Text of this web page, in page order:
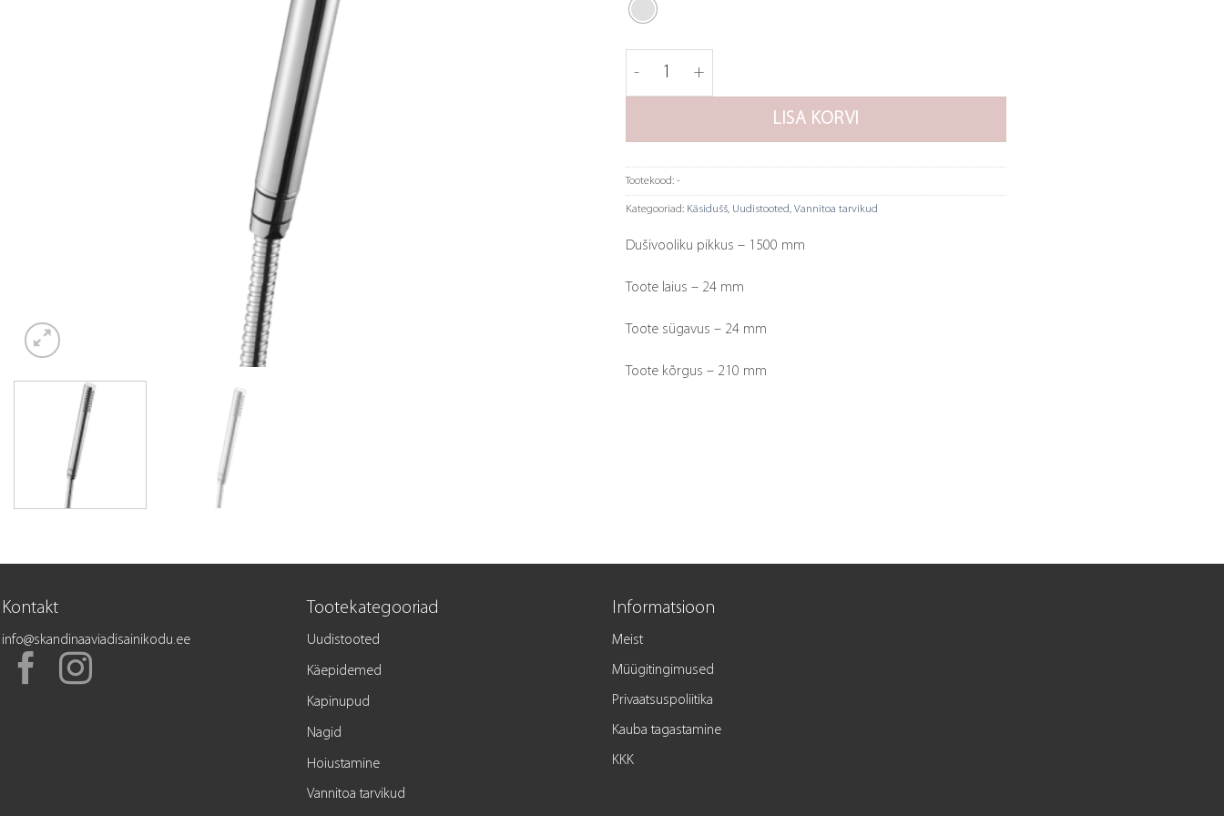
Tapwell käsidušš ZDOC067 kogus
LISA KORVI
Tootekood: -
Kategooriad: Käsidušš, Uudistooted, Vannitoa tarvikud
Dušivooliku pikkus – 1500 mm
Toote laius – 24 mm
Toote sügavus – 24 mm
Toote kõrgus – 210 mm
Kontakt
info@skandinaaviadisainikodu.ee
Tootekategooriad
Uudistooted
Käepidemed
Kapinupud
Nagid
Hoiustamine
Vannitoa tarvikud
Informatsioon
Meist
Müügitingimused
Privaatsuspoliitika
Kauba tagastamine
KKK